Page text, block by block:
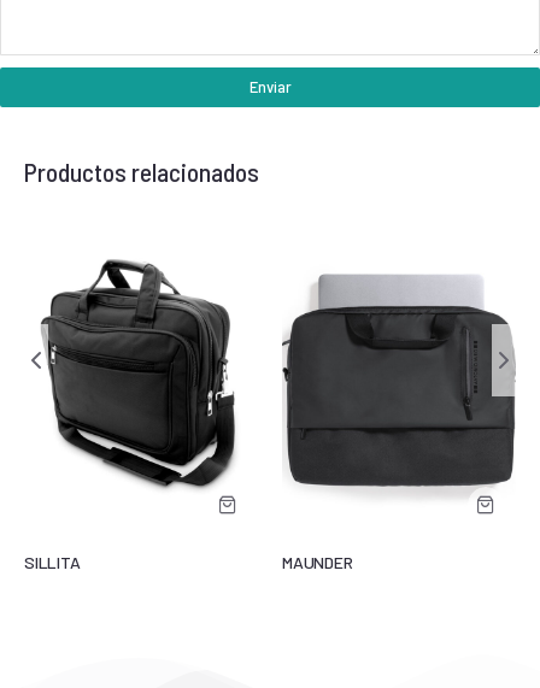
Enviar
Productos relacionados
SILLITA MAUNDER